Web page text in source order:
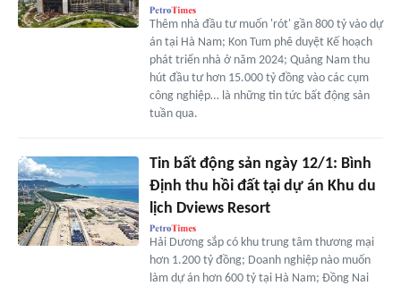
Thêm nhà đầu tư muốn 'rót' gần 800 tỷ vào dự
án tại Hà Nam; Kon Tum phê duyệt Kế hoạch
phát triển nhà ở năm 2024; Quảng Nam thu
hút đầu tư hơn 15.000 tỷ đồng vào các cụm
công nghiệp… là những tin tức bất động sản
tuần qua.
Tin bất động sản ngày 12/1: Bình
Định thu hồi đất tại dự án Khu du
lịch Dviews Resort
Hải Dương sắp có khu trung tâm thương mại
hơn 1.200 tỷ đồng; Doanh nghiệp nào muốn
làm dự án hơn 600 tỷ tại Hà Nam; Đồng Nai